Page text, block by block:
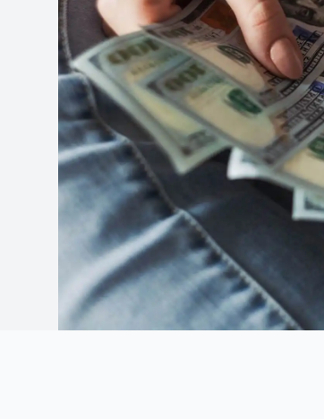
庭通知書或法院開庭通知書卻不
知道應該如何妥適處理，建議您
盡快和律師進行諮詢，以保障自
己的權益並拿到最有利的結果。
離婚/繼承
在這裡，我們將提供有關台灣離
婚的三種方式的詳細介紹：協議
離婚、調解離婚和訴訟離婚。此
外，我們還將說明離婚需要注意
的事項，包括孩子的監護權、扶
養費、探視權，以及夫妻共同財
產的分配。如果您想進一步了解
如何撰寫離婚協議書，或者想了
解在面臨家暴、外遇等情況下是
否可以提出訴訟離婚，您都可以
在下方的文章中找到詳細的解
答。我們希望透過這些資訊，能
夠幫助您克服婚姻中的困境，並
為您的未來帶來更好的展望。
法律Follow me是由一群專業律
師和法律人一同組成的團隊，致
力為複雜的法律問題提供專業且
易懂的視覺化處理流程，協助民
眾一步一步解決問題。